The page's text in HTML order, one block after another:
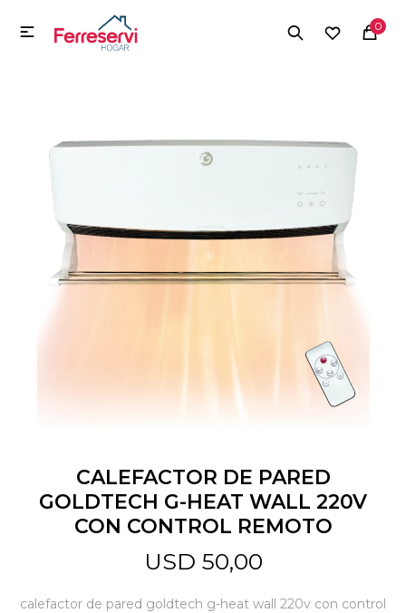
0

CALEFACTOR DE PARED
GOLDTECH G-HEAT WALL 220V
CON CONTROL REMOTO
USD 50,00
calefactor de pared goldtech g-heat wall 220v con control
MI CUENTA
Herramientas y Construcción
Electrodomésticos
Tecnología
Jardín y Aire Libre
Mascotas